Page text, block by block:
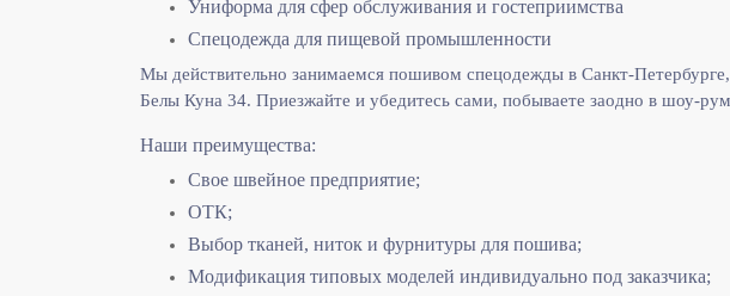
Униформа для сфер обслуживания и гостеприимства
Спецодежда для пищевой промышленности
Мы действительно занимаемся пошивом спецодежды в Санкт-
Белы Куна 34. Приезжайте и убедитесь сами, побываете заодно в шоу-
Наши преимущества:
Свое швейное предприятие;
ОТК;
Выбор тканей, ниток и фурнитуры для пошива;
Модификация типовых моделей индивидуально под заказчика;